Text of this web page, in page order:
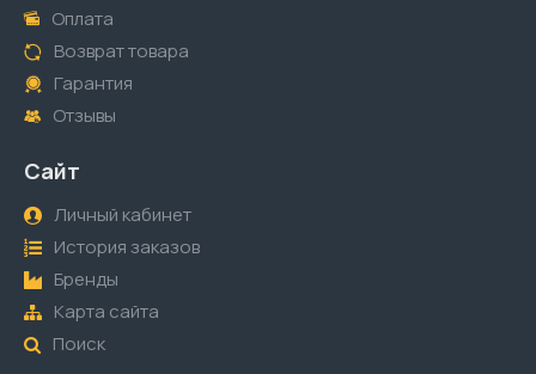
Оплата
Возврат товара
Гарантия
Отзывы
Сайт
Личный кабинет
История заказов
Бренды
Карта сайта
Поиск